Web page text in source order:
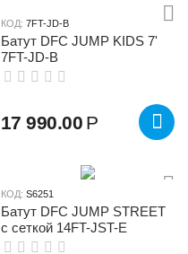
КОД: 7FT-JD-B
Батут DFC JUMP KIDS 7'
7FT-JD-B
17 990.00 Р
КОД: S6251
Батут DFC JUMP STREET
c сеткой 14FT-JST-E